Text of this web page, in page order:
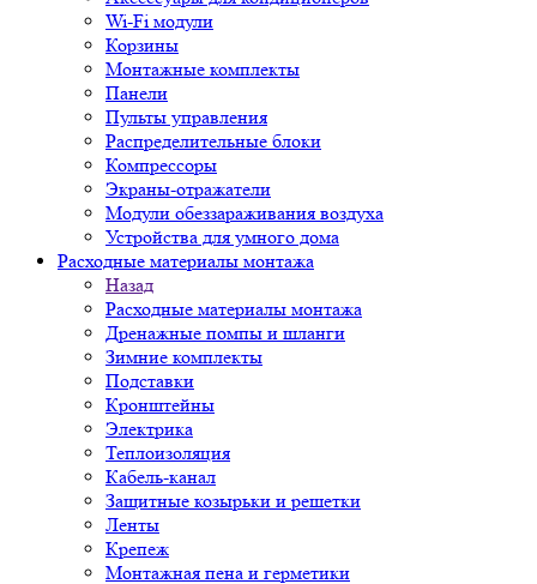
Wi-Fi модули
Корзины
Монтажные комплекты
Панели
Пульты управления
Распределительные блоки
Компрессоры
Экраны-отражатели
Модули обеззараживания воздуха
Устройства для умного дома
Расходные материалы монтажа
Назад
Расходные материалы монтажа
Дренажные помпы и шланги
Зимние комплекты
Подставки
Кронштейны
Электрика
Теплоизоляция
Кабель-канал
Защитные козырьки и решетки
Ленты
Крепеж
Монтажная пена и герметики